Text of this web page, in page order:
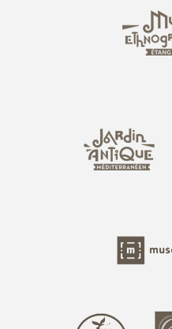
ACCESSIBILITE
Photothèque